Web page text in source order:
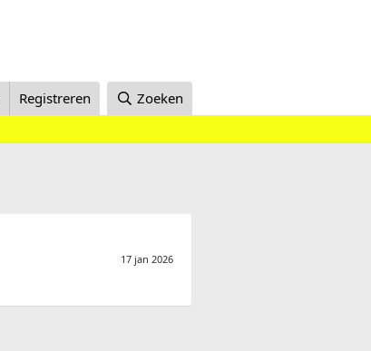
Registreren Zoeken
17 jan 2026